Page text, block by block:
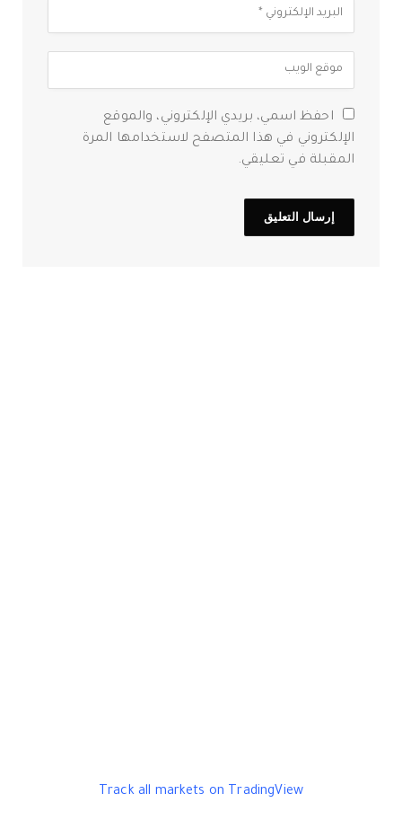
احفظ اسمي، بريدي الإلكتروني، والموقع
الإلكتروني في هذا المتصفح لاستخدامها المرة
المقبلة في تعليقي.
Track all markets on TradingView